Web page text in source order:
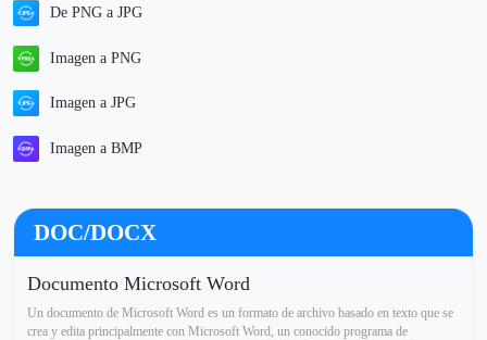
De PNG a JPG
Imagen a PNG
Imagen a JPG
Imagen a BMP
DOC/DOCX
Documento Microsoft Word
Un documento de Microsoft Word es un formato de archivo basado en texto que se
crea y edita principalmente con Microsoft Word, un conocido programa de